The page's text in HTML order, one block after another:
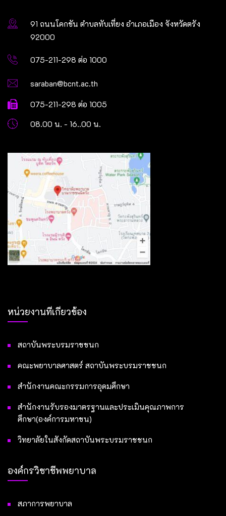
91 ถนนโคกขัน ตำบลทับเที่ยง อำเภอเมือง จังหวัดตรัง
92000
075-211-298 ต่อ 1000
saraban@bcnt.ac.th
075-211-298 ต่อ 1005
08.00 น. - 16..00 น.
หน่วยงานที่เกี่ยวข้อง
สถาบันพระบรมราชชนก
คณะพยาบาลศาสตร์ สถาบันพระบรมราชชนก
สำนักงานคณะกรรมการอุดมศึกษา
สำนักงานรับรองมาตรฐานและประเมินคุณภาพการ
ศึกษา(องค์การมหาชน)
วิทยาลัยในสังกัดสถาบันพระบรมราชชนก
องค์กรวิชาชีพพยาบาล
สภาการพยาบาล